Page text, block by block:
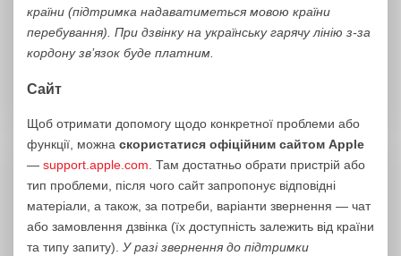
країни (підтримка надаватиметься мовою країни
перебування). При дзвінку на українську гарячу лінію з-за
кордону зв’язок буде платним.
Сайт
Щоб отримати допомогу щодо конкретної проблеми або
функції, можна скористатися офіційним сайтом Apple
— support.apple.com . Там достатньо обрати пристрій або
тип проблеми, після чого сайт запропонує відповідні
матеріали, а також, за потреби, варіанти звернення — чат
або замовлення дзвінка (їх доступність залежить від країни
та типу запиту). У разі звернення до підтримки